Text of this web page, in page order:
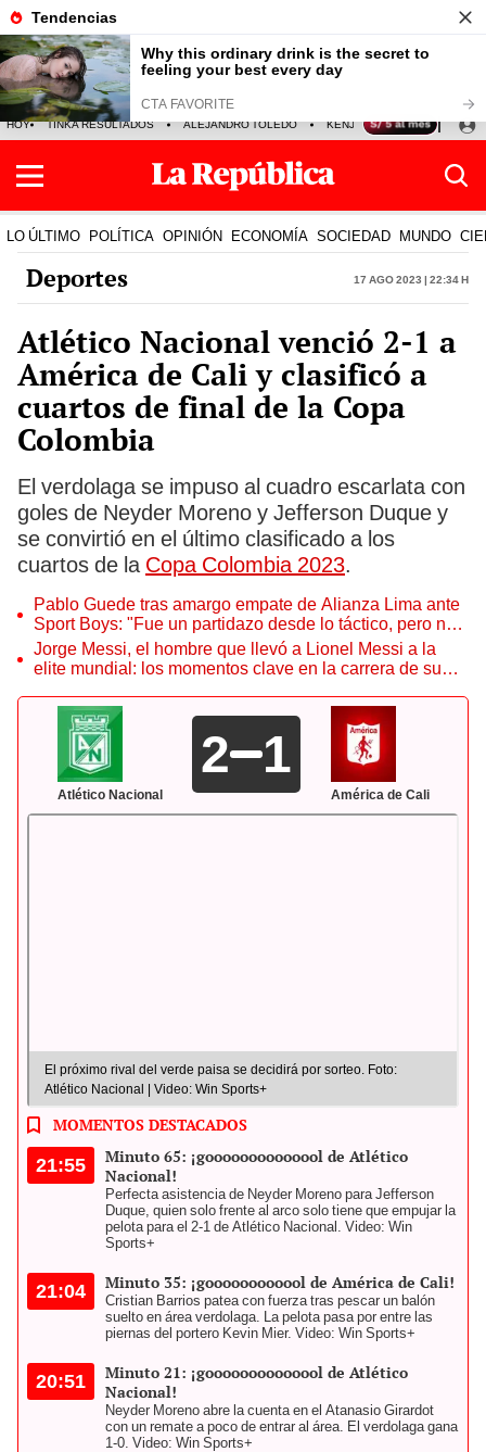
HOY TINKA RESULTADOS ALEJANDRO TOLEDO KENJI FUJIMORI PRECIO
LO ÚLTIMO POLÍTICA OPINIÓN ECONOMÍA SOCIEDAD MUNDO
Deportes 17 Ago 2023 | 22:34 h
Atlético Nacional venció 2-1 a
América de Cali y clasificó a
cuartos de final de la Copa
Colombia
El verdolaga se impuso al cuadro escarlata con
goles de Neyder Moreno y Jefferson Duque y
se convirtió en el último clasificado a los
cuartos de la Copa Colombia 2023.
Pablo Guede tras amargo empate de Alianza Lima ante
Sport Boys: "Fue un partidazo desde lo táctico, pero no
jugamos bien"
Jorge Messi, el hombre que llevó a Lionel Messi a la
elite mundial: los momentos clave en la carrera de su
Atlético Nacional
2 1
América de Cali
El próximo rival del verde paisa se decidirá por sorteo. Foto:
Atlético Nacional | Video: Win Sports+
MOMENTOS DESTACADOS
21:55
Minuto 65: ¡goooooooooooool de Atlético
Nacional!
Perfecta asistencia de Neyder Moreno para Jefferson
Duque, quien solo frente al arco solo tiene que empujar la
pelota para el 2-1 de Atlético Nacional. Video: Win
Sports+
21:04 Minuto 35: ¡goooooooooool de América de Cali!
Cristian Barrios patea con fuerza tras pescar un balón
suelto en área verdolaga. La pelota pasa por entre las
piernas del portero Kevin Mier. Video: Win Sports+
20:51
Minuto 21: ¡goooooooooooool de Atlético
Nacional!
Neyder Moreno abre la cuenta en el Atanasio Girardot
con un remate a poco de entrar al área. El verdolaga gana
1-0. Video: Win Sports+